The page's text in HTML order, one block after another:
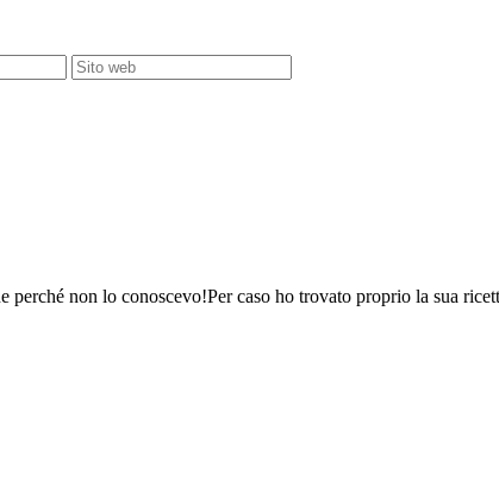
non lo conoscevo!Per caso ho trovato proprio la sua